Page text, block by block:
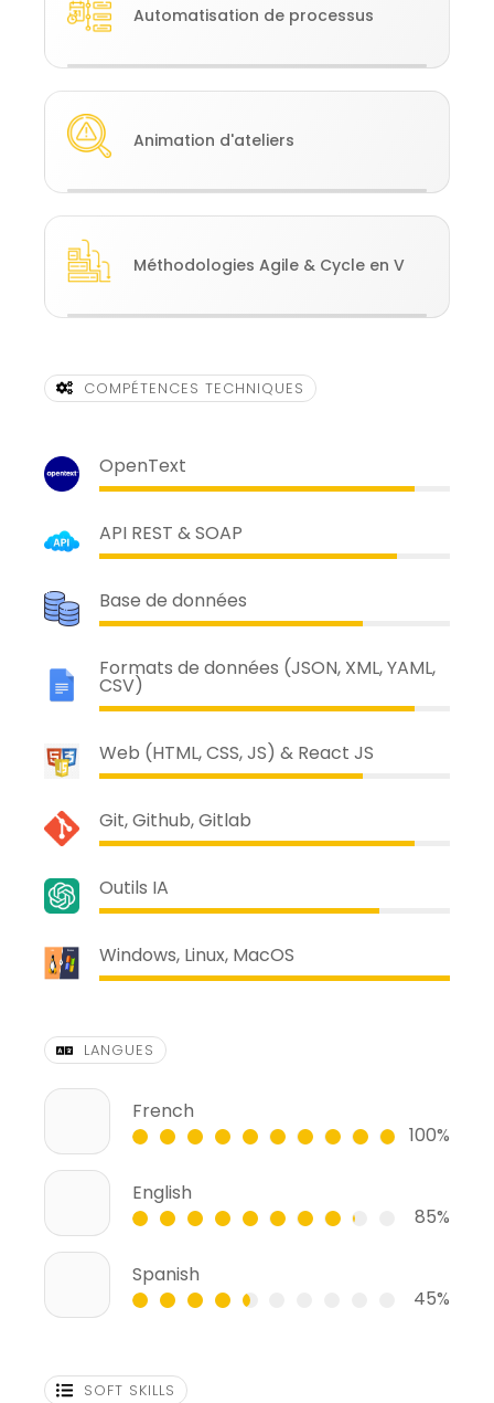
Automatisation de processus
Animation d'ateliers
Méthodologies Agile & Cycle en V
COMPÉTENCES TECHNIQUES
OpenText
API REST & SOAP
Base de données
Formats de données (JSON, XML, YAML,
CSV)
Web (HTML, CSS, JS) & React JS
Git, Github, Gitlab
Outils IA
Windows, Linux, MacOS
LANGUES
French
100%
English
85%
Spanish
45%
SOFT SKILLS